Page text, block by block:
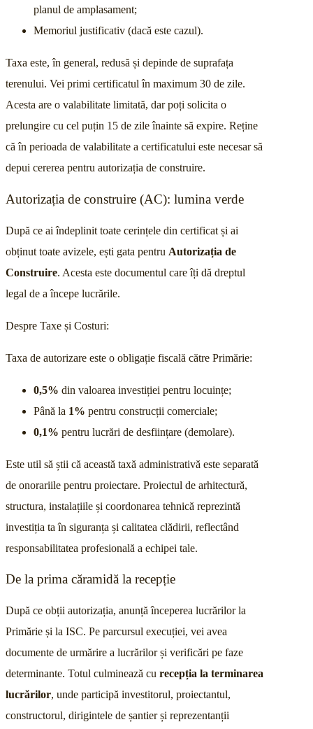
planul de amplasament;
Memoriul justificativ (dacă este cazul).
Taxa este, în general, redusă și depinde de suprafața
terenului. Vei primi certificatul în maximum 30 de zile.
Acesta are o valabilitate limitată, dar poți solicita o
prelungire cu cel puțin 15 de zile înainte să expire. Reține
că în perioada de valabilitate a certificatului este necesar să
depui cererea pentru autorizația de construire.
Autorizația de construire (AC): lumina verde
După ce ai îndeplinit toate cerințele din certificat și ai
obținut toate avizele, ești gata pentru Autorizația de
Construire. Acesta este documentul care îți dă dreptul
legal de a începe lucrările.
Despre Taxe și Costuri:
Taxa de autorizare este o obligație fiscală către Primărie:
0,5% din valoarea investiției pentru locuințe;
Până la 1% pentru construcții comerciale;
0,1% pentru lucrări de desființare (demolare).
Este util să știi că această taxă administrativă este separată
de onorariile pentru proiectare. Proiectul de arhitectură,
structura, instalațiile și coordonarea tehnică reprezintă
investiția ta în siguranța și calitatea clădirii, reflectând
responsabilitatea profesională a echipei tale.
De la prima căramidă la recepție
După ce obții autorizația, anunță începerea lucrărilor la
Primărie și la ISC. Pe parcursul execuției, vei avea
documente de urmărire a lucrărilor și verificări pe faze
determinante. Totul culminează cu recepția la terminarea
lucrărilor, unde participă investitorul, proiectantul,
constructorul, dirigintele de șantier și reprezentanții